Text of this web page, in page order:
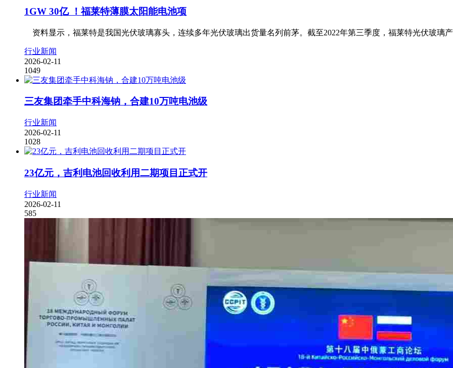
1GW 30亿 ！福莱特薄膜太阳能电池项
资料显示，福莱特是我国光伏玻璃寡头，连续多年光伏玻璃出货量名列前茅。截至2022年第三季度，福莱特光伏玻璃
行业新闻
2026-02-11
1049
三友集团牵手中科海钠，合建10万吨电池级
行业新闻
2026-02-11
1028
23亿元，吉利电池回收利用二期项目正式开
行业新闻
2026-02-11
585